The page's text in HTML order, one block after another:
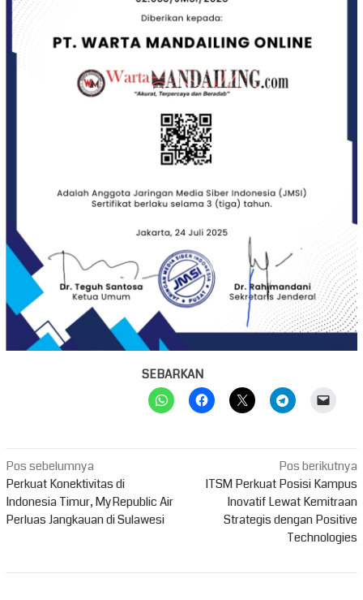
SEBARKAN
Navigasi
pos
Pos sebelumnya
Perkuat Konektivitas di
Indonesia Timur, MyRepublic Air
Perluas Jangkauan di Sulawesi
Pos berikutnya
ITSM Perkuat Posisi Kampus
Inovatif Lewat Kemitraan
Strategis dengan Positive
Technologies